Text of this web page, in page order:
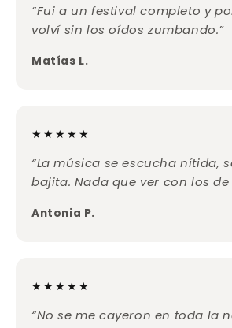
“Fui a un festival completo y
volví sin los oídos zumbando.”
Matías L.
★★★★★
“La música se escucha nítida,
bajita. Nada que ver con los de
Antonia P.
★★★★★
“No se me cayeron en toda la